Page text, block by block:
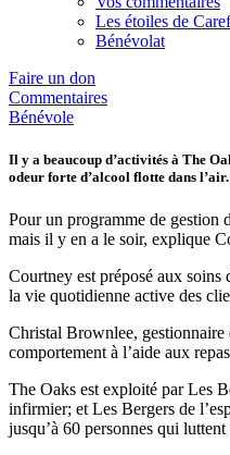
Les étoiles de
Bénévolat
Faire un don
Commentaires
Bénévole
Il y a beaucoup d’activités à The
odeur forte d’alcool flotte dans l’air.
Pour un programme de gestion
mais il y en a le soir, explique
Courtney est préposé aux soins
la vie quotidienne active des
Christal Brownlee, gestionnaire
comportement à l’aide aux
The Oaks est exploité par Les
infirmier; et Les Bergers de
jusqu’à 60 personnes qui